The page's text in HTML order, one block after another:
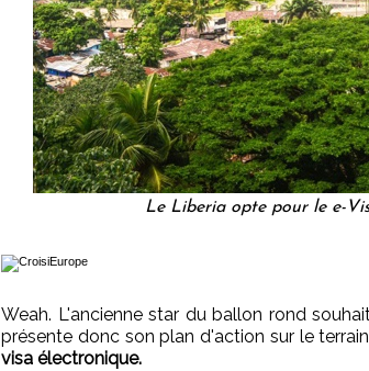
Le Liberia opte pour le e-
Weah. L'ancienne star du ballon rond
présente donc son plan d'action sur le
visa électronique.